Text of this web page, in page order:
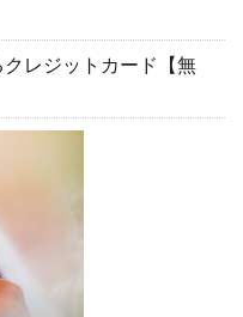
レジットカード【無